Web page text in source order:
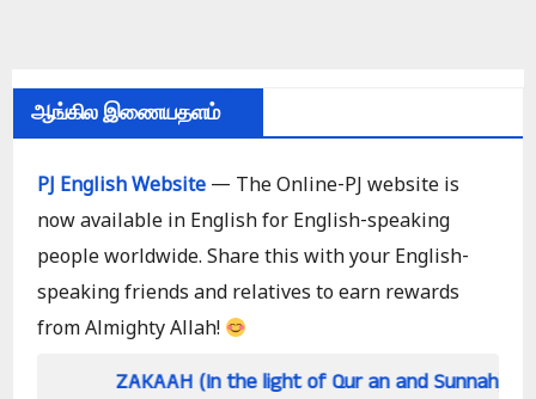
ஆங்கில இணையதளம்
PJ English Website — The Online-PJ website is
now available in English for English-speaking
people worldwide. Share this with your English-
speaking friends and relatives to earn rewards
from Almighty Allah!
ZAKAAH (In the light of Qur an and Sunnah)